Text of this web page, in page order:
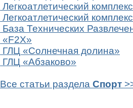
Легкоатлетический
Легкоатлетический
База Технических
«F2X»
ГЛЦ «Солнечная долина»
ГЛЦ «Абзаково»
Все статьи раздела Спорт